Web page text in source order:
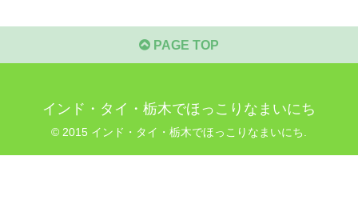
PAGE TOP
インド・タイ・栃木でほっこりなまいにち
© 2015 インド・タイ・栃木でほっこりなまいにち.